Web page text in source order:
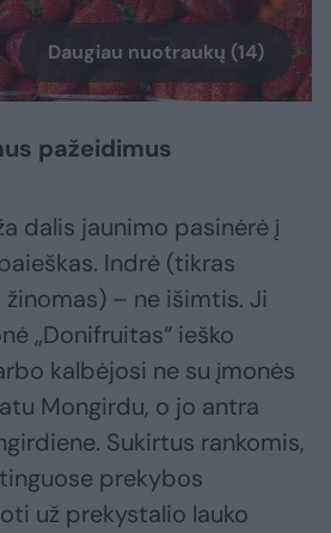
Daugiau nuotraukų (14)
pažeidimus
dalis jaunimo pasinėrė į
Indrė (tikras
– ne išimtis. Ji
„Donifruitas“ ieško
kalbėjosi ne su įmonės
Mongirdu, o jo antra
Sukirtus rankomis,
prekybos
už prekystalio lauko